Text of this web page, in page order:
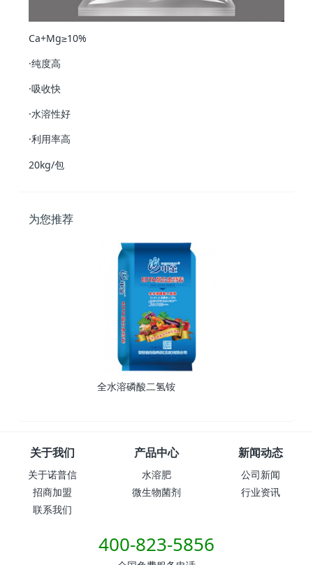
Ca+Mg≥10%
·纯度高
·吸收快
·水溶性好
·利用率高
20kg/包
为您推荐
全水溶磷酸二氢铵
关于我们
关于诺普信
招商加盟
联系我们
产品中心
水溶肥
微生物菌剂
新闻动态
公司新闻
行业资讯
400-823-5856